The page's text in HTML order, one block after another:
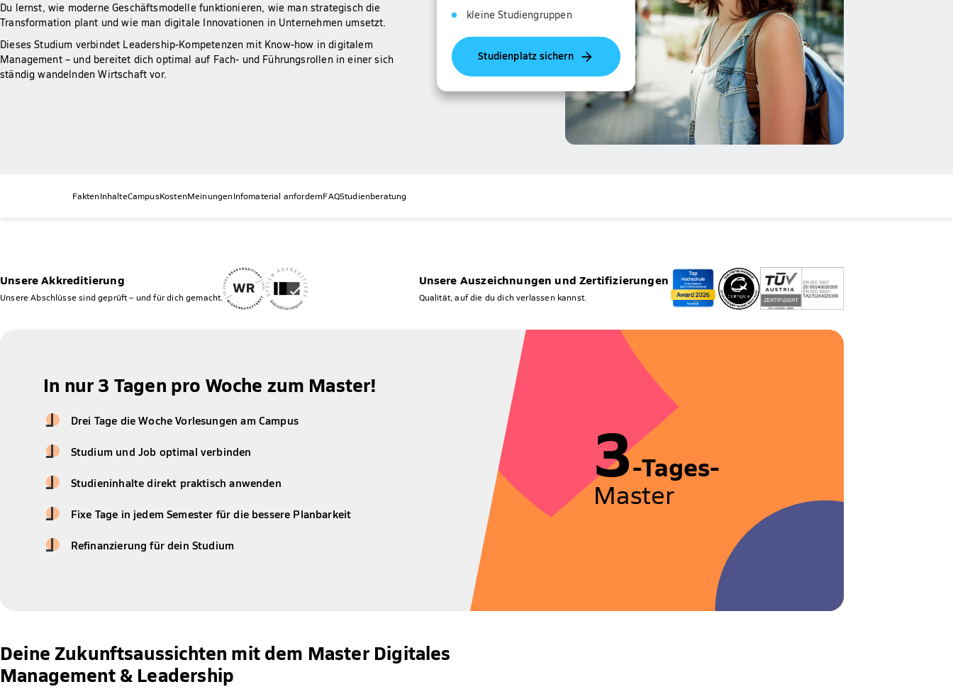
Du lernst, wie moderne Geschäftsmodelle funktionieren, wie man strategisch die
Transformation plant und wie man digitale Innovationen in Unternehmen umsetzt.
Dieses Studium verbindet Leadership-Kompetenzen mit Know-how in digitalem
Management – und bereitet dich optimal auf Fach- und Führungsrollen in einer sich
ständig wandelnden Wirtschaft vor.
kleine Studiengruppen
Studienplatz sichern
FaktenInhalteCampusKostenMeinungenInfomaterial anfordernFAQStudienberatung
Unsere Akkreditierung
Unsere Abschlüsse sind geprüft – und für dich gemacht.
Unsere Auszeichnungen und Zertifizierungen
Qualität, auf die du dich verlassen kannst.
In nur 3 Tagen pro Woche zum Master!
Drei Tage die Woche Vorlesungen am Campus
Studium und Job optimal verbinden
Studieninhalte direkt praktisch anwenden
Fixe Tage in jedem Semester für die bessere Planbarkeit
Refinanzierung für dein Studium
3-Tages-
Master
Deine Zukunftsaussichten mit dem Master Digitales
Management & Leadership